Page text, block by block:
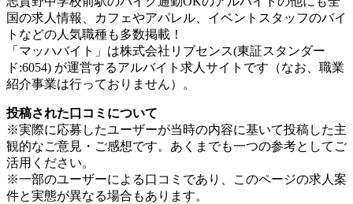
国の求人情報、カフェやアパレル、イベントスタッフのバイ
トなどの人気職種も多数掲載！
「マッハバイト」は株式会社リブセンス(東証スタンダー
ド:6054) が運営するアルバイト求人サイトです（なお、職業
紹介事業は行っておりません）。
投稿された口コミについて
※実際に応募したユーザーが当時の内容に基いて投稿した主
観的なご意見・ご感想です。あくまでも一つの参考としてご
活用ください。
※一部のユーザーによる口コミであり、このページの求人案
件と実態が異なる場合もあります。